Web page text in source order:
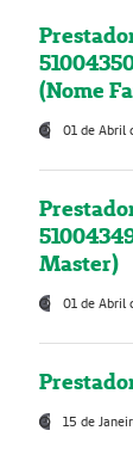
(Nome
01 de Abril
Master)
01 de Abril
15 de